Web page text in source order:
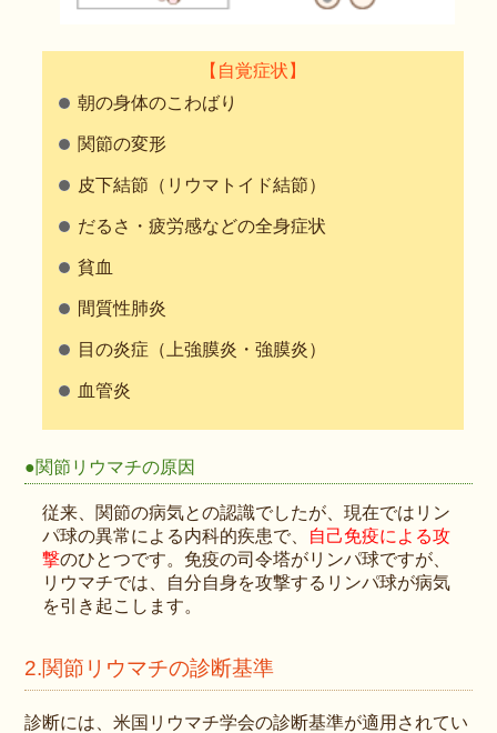
【自覚症状】
朝の身体のこわばり
関節の変形
皮下結節（リウマトイド結節）
だるさ・疲労感などの全身症状
貧血
間質性肺炎
目の炎症（上強膜炎・強膜炎）
血管炎
●関節リウマチの原因
従来、関節の病気との認識でしたが、現在ではリン
パ球の異常による内科的疾患で、 自己免疫による攻
撃のひとつです。免疫の司令塔がリンパ球ですが、
リウマチでは、自分自身を攻撃するリンパ球が病気
を引き起こします。
2.関節リウマチの診断基準
診断には、米国リウマチ学会の診断基準が適用されてい